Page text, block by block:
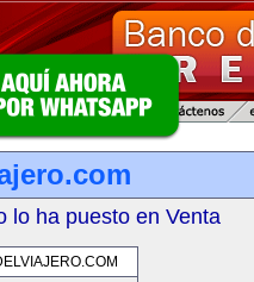
lo ha puesto en Venta